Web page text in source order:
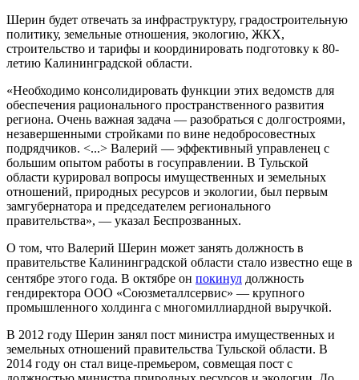
Шерин будет отвечать за инфраструктуру, градостроительную
политику, земельные отношения, экологию, ЖКХ,
строительство и тарифы и координировать подготовку к 80-
летию Калининградской области.
«Необходимо консолидировать функции этих ведомств для
обеспечения рационального пространственного развития
региона. Очень важная задача — разобраться с долгостроями,
незавершенными стройками по вине недобросовестных
подрядчиков. <...> Валерий — эффективный управленец с
большим опытом работы в госуправлении. В Тульской
области курировал вопросы имущественных и земельных
отношений, природных ресурсов и экологии, был первым
замгубернатора и председателем регионального
правительства», — указал Беспрозванных.
О том, что Валерий Шерин может занять должность в
правительстве Калининградской области стало известно еще в
сентябре этого года. В октябре он покинул должность
гендиректора ООО «Союзметаллсервис» — крупного
промышленного холдинга с многомиллиардной выручкой.
В 2012 году Шерин занял пост министра имущественных и
земельных отношений правительства Тульской области. В
2014 году он стал вице-премьером, совмещая пост с